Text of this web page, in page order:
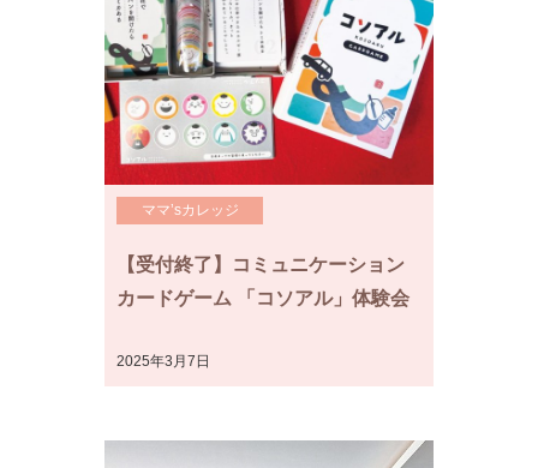
ママ’sカレッジ
【受付終了】コミュニケーション
カードゲーム 「コソアル」体験会
2025年3月7日